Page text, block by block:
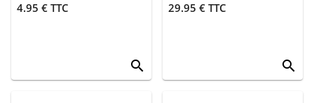
4.95 € TTC
search
29.95 € TTC
search